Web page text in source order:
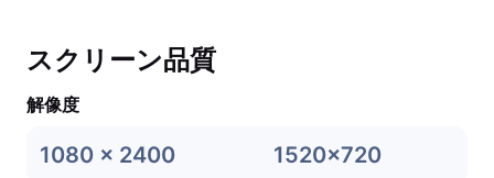
スクリーン品質
解像度
1080 x 2400 1520x720